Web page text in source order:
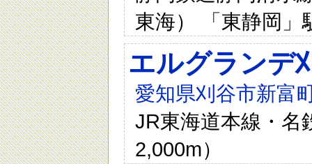
東海） 「東静岡」
エルグランデ
愛知県刈谷市新富
JR東海道本線・名
2,000m）